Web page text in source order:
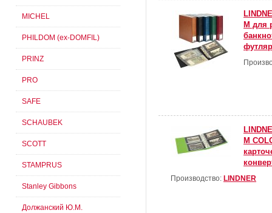
M для
M
Производство: LINDNER
MICHEL
PHILDOM (ex-DOMFIL)
PRINZ
PRO
SAFE
SCHAUBEK
SCOTT
STAMPRUS
Stanley Gibbons
Должанский Ю.М.